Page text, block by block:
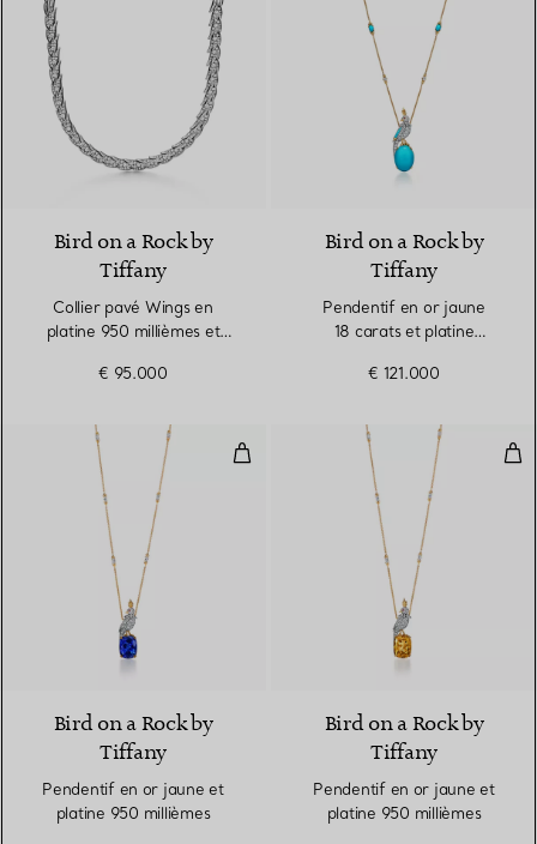
Bird on a Rock by
Tiffany
Collier pavé Wings en
platine 950 millièmes et
€ 95.000
Bird on a Rock by
Tiffany
Pendentif en or jaune
18 carats et platine
€ 121.000
Pendentif en or jaune et platine
Bird on a Rock by
Tiffany
Pendentif en or jaune et
platine 950 millièmes
Bird on a Rock by
Tiffany
Pendentif en or jaune et
platine 950 millièmes